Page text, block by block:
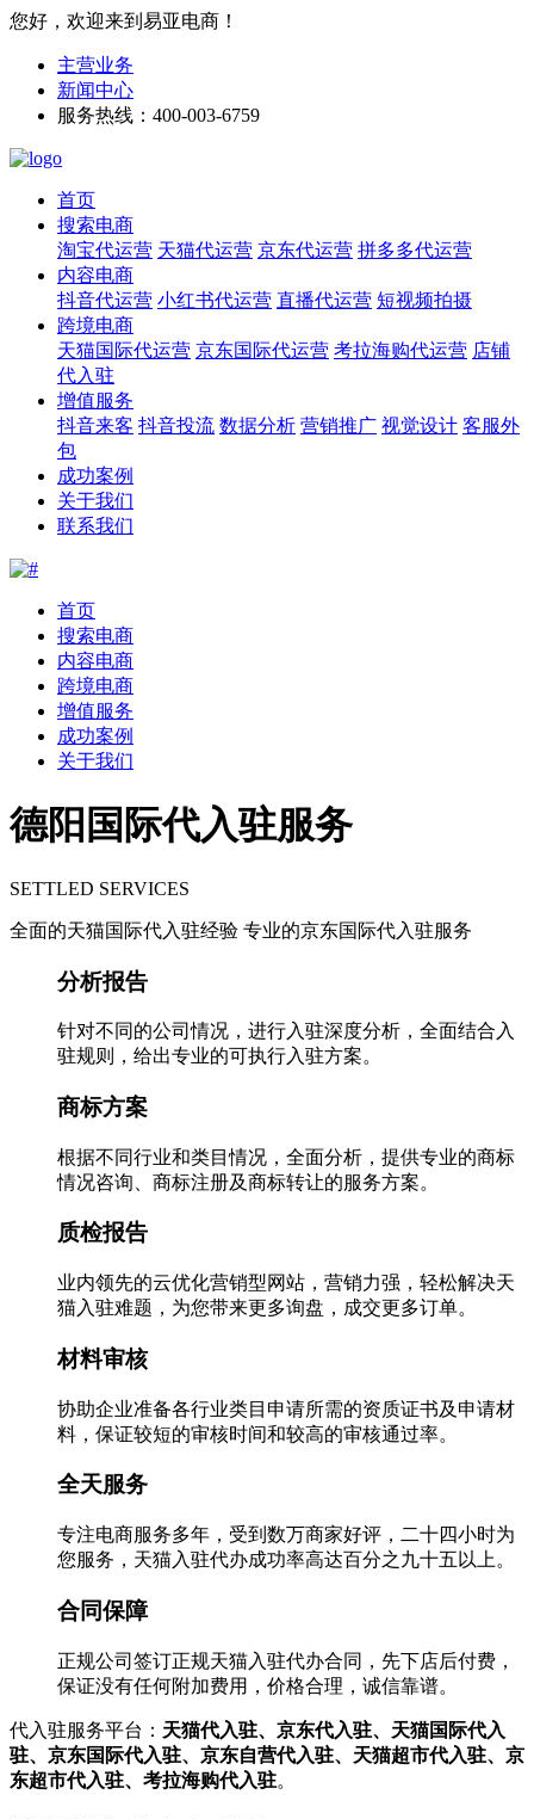
您好，欢迎来到易亚电商！
主营业务
新闻中心
服务热线：400-003-6759
首页
搜索电商
淘宝代运营 天猫代运营 京东代运营 拼多多代运营
内容电商
抖音代运营 小红书代运营 直播代运营 短视频拍摄
跨境电商
天猫国际代运营 京东国际代运营 考拉海购代运营 店铺
代入驻
增值服务
抖音来客 抖音投流 数据分析 营销推广 视觉设计 客服外
包
成功案例
关于我们
联系我们
首页
搜索电商
内容电商
跨境电商
增值服务
成功案例
关于我们
德阳国际代入驻服务
SETTLED SERVICES
全面的天猫国际代入驻经验 专业的京东国际代入驻服务
分析报告
针对不同的公司情况，进行入驻深度分析，全面结合入
驻规则，给出专业的可执行入驻方案。
商标方案
根据不同行业和类目情况，全面分析，提供专业的商标
情况咨询、商标注册及商标转让的服务方案。
质检报告
业内领先的云优化营销型网站，营销力强，轻松解决天
猫入驻难题，为您带来更多询盘，成交更多订单。
材料审核
协助企业准备各行业类目申请所需的资质证书及申请材
料，保证较短的审核时间和较高的审核通过率。
全天服务
专注电商服务多年，受到数万商家好评，二十四小时为
您服务，天猫入驻代办成功率高达百分之九十五以上。
合同保障
正规公司签订正规天猫入驻代办合同，先下店后付费，
保证没有任何附加费用，价格合理，诚信靠谱。
代入驻服务平台： 天猫代入驻、京东代入驻、天猫国际代入
驻、京东国际代入驻、京东自营代入驻、天猫超市代入驻、京
东超市代入驻、考拉海购代入驻。